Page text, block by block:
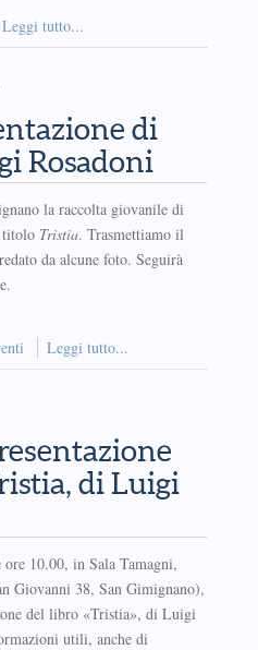
Leggi tutto...
di
Rosadoni
la raccolta giovanile di
titolo Tristia. Trasmettiamo il
da alcune foto. Seguirà
Leggi tutto...
di Luigi
10.00, in Sala Tamagni,
Giovanni 38, San Gimignano),
del libro «Tristia», di Luigi
utili, anche di